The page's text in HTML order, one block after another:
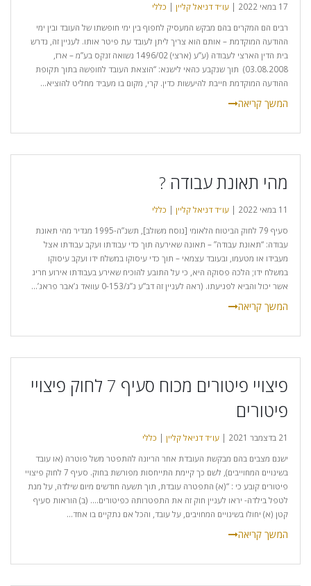
17 במאי 2022 | עו״ד דניאל קליין | כללי
רבים הם המקרים בהם מבקש המעסיק לחפוף בין ימי חופשתו של העובד ובין ימי
ההודעה המוקדמת – אותם הוא צריך ליתן לעובד עת פיטר אותו. לעניין זה, נדרש
בית הדין הארצי לעבודה (ע”ע (ארצי) 1496/02 נשואה זנקס בע”מ – ארז,
03.08.2008) תוך שנקבע כהאי לישנא: “הוצאת העובד לחופשה בתוך תקופת
ההודעה המוקדמת חייבת להיעשות כדין. קרי, מקום בו מעביד מחליט להוציא...
מהי תאונת עבודה ?
11 במאי 2022 | עו״ד דניאל קליין | כללי
סעיף 79 לחוק הביטוח הלאומי [נוסח משולב], תשנ”ה-1995 מגדיר מהי תאונת
עבודה: “תאונת עבודה” – תאונה שאירעה תוך כדי עבודתו ועקב עבודתו אצל
מעבידו או מטעמו, ובעובד עצמאי – תוך כדי עיסוקו במשלח ידו ועקב עיסוקו
במשלח ידו; הלכה פסוקה היא, כי על התובע להוכיח שאירע בעבודתו אירוע חריג
אשר יכול והביא לפגיעתו. (ראה לעניין זה דב”ע נ”ג/0-153 עוואד ג’אבר פראג’...
פיצויי פיטורים מכוח סעיף 7 לחוק פיצויי
פיטורים
21 בדצמבר 2021 | עו״ד דניאל קליין | כללי
ישנם מצבים בהם מבקשת העובדת אחר הריונה להתפטר משל פוטרה (או עובד
בשינויים המחוייבים), לשם כך קיימת התייחסות מפורשת בחוק. סעיף 7 לחוק פיצויי
פיטורים קובע כי : “(א) התפטרה עובדת, תוך תשעה חודשים מיום שילדה, על מנת
לטפל בילדה- יראו לעניין חוק זה את התפטרותה כפיטורים…. (ב) הוראות סעיף
קטן (א) יחולו בשינויים המחויבים, על עובד, והכל אם נתקיים בו אחד...